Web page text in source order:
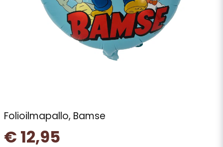
Folioilmapallo, Bamse
€ 12,95